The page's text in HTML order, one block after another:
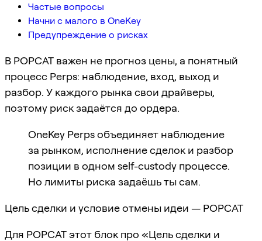
Частые вопросы
Начни с малого в OneKey
Предупреждение о рисках
В POPCAT важен не прогноз цены, а понятный
процесс Perps: наблюдение, вход, выход и
разбор. У каждого рынка свои драйверы,
поэтому риск задаётся до ордера.
OneKey Perps объединяет наблюдение
за рынком, исполнение сделок и разбор
позиции в одном self-custody процессе.
Но лимиты риска задаёшь ты сам.
Цель сделки и условие отмены идеи — POPCAT
Для POPCAT этот блок про «Цель сделки и